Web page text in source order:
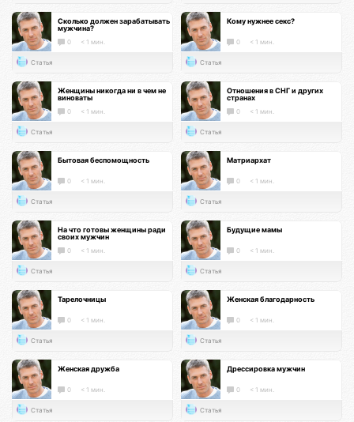
Сколько должен зарабатывать
мужчина?
0 < 1 мин.
Статья
Кому нужнее секс?
0 < 1 мин.
Статья
Женщины никогда ни в чем не
виноваты
0 < 1 мин.
Статья
Отношения в СНГ и других
странах
0 < 1 мин.
Статья
Бытовая беспомощность
0 < 1 мин.
Статья
Матриархат
0 < 1 мин.
Статья
На что готовы женщины ради
своих мужчин
0 < 1 мин.
Статья
Будущие мамы
0 < 1 мин.
Статья
Тарелочницы
0 < 1 мин.
Статья
Женская благодарность
0 < 1 мин.
Статья
Женская дружба
0 < 1 мин.
Статья
Дрессировка мужчин
0 < 1 мин.
Статья